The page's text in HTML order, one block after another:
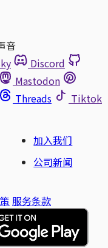
音
Discord
Mastodon
Threads
Tiktok
加入我们
公司新闻
服务条款